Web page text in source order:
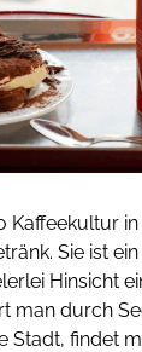
Kaffeekultur
Sie ist
Hinsicht
man durch
Stadt, findet